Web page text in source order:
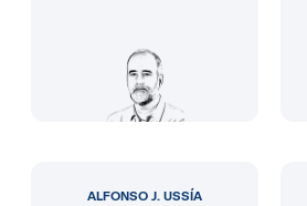
ALFONSO J. USSÍA